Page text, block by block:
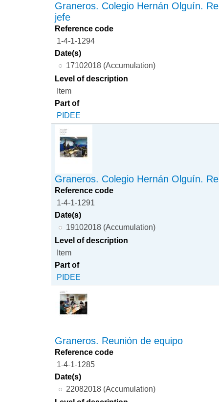
Graneros. Colegio Hernán Olguín.
jefe
Reference code
1-4-1-1294
Date(s)
17102018 (Accumulation)
Level of description
Item
Part of
PIDEE
Graneros. Colegio Hernán Olguín.
Reference code
1-4-1-1291
Date(s)
19102018 (Accumulation)
Level of description
Item
Part of
PIDEE
Graneros. Reunión de equipo
Reference code
1-4-1-1285
Date(s)
22082018 (Accumulation)